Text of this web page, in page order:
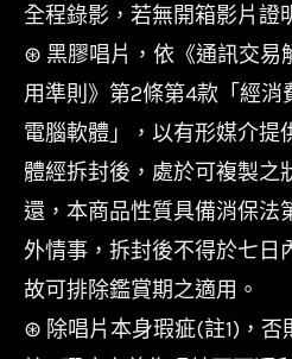
全程錄影，若無開箱影片證
⊛ 黑膠唱片，依《通訊交易
用準則》第2條第4款「經
電腦軟體」，以有形媒介提
體經拆封後，處於可複製之
還，本商品性質具備消保法
外情事，拆封後不得於七日
故可排除鑑賞期之適用。
⊛ 除唱片本身瑕疵(註1)，否